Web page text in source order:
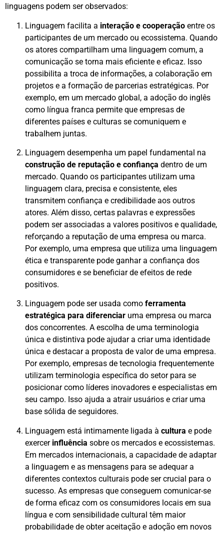
linguagens podem ser observados:
Linguagem facilita a interação e cooperação entre os
participantes de um mercado ou ecossistema. Quando
os atores compartilham uma linguagem comum, a
comunicação se torna mais eficiente e eficaz. Isso
possibilita a troca de informações, a colaboração em
projetos e a formação de parcerias estratégicas. Por
exemplo, em um mercado global, a adoção do inglês
como língua franca permite que empresas de
diferentes países e culturas se comuniquem e
trabalhem juntas.
Linguagem desempenha um papel fundamental na
construção de reputação e confiança dentro de um
mercado. Quando os participantes utilizam uma
linguagem clara, precisa e consistente, eles
transmitem confiança e credibilidade aos outros
atores. Além disso, certas palavras e expressões
podem ser associadas a valores positivos e qualidade,
reforçando a reputação de uma empresa ou marca.
Por exemplo, uma empresa que utiliza uma linguagem
ética e transparente pode ganhar a confiança dos
consumidores e se beneficiar de efeitos de rede
positivos.
Linguagem pode ser usada como ferramenta
estratégica para diferenciar uma empresa ou marca
dos concorrentes. A escolha de uma terminologia
única e distintiva pode ajudar a criar uma identidade
única e destacar a proposta de valor de uma empresa.
Por exemplo, empresas de tecnologia frequentemente
utilizam terminologia específica do setor para se
posicionar como líderes inovadores e especialistas em
seu campo. Isso ajuda a atrair usuários e criar uma
base sólida de seguidores.
Linguagem está intimamente ligada à cultura e pode
exercer influência sobre os mercados e ecossistemas.
Em mercados internacionais, a capacidade de adaptar
a linguagem e as mensagens para se adequar a
diferentes contextos culturais pode ser crucial para o
sucesso. As empresas que conseguem comunicar-se
de forma eficaz com os consumidores locais em sua
língua e com sensibilidade cultural têm maior
probabilidade de obter aceitação e adoção em novos